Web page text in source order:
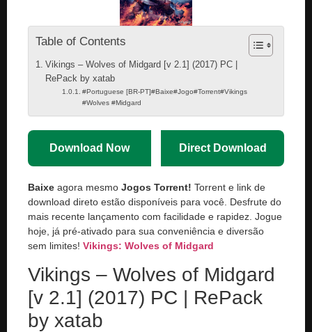
Table of Contents
Vikings – Wolves of Midgard [v 2.1] (2017) PC |
RePack by xatab
#Portuguese [BR-PT]#Baixe#Jogo#Torrent#Vikings
#Wolves #Midgard
Download Now Direct Download
Baixe agora mesmo Jogos Torrent! Torrent e link de
download direto estão disponíveis para você. Desfrute do
mais recente lançamento com facilidade e rapidez. Jogue
hoje, já pré-ativado para sua conveniência e diversão
sem limites! Vikings: Wolves of Midgard
Vikings – Wolves of Midgard
[v 2.1] (2017) PC | RePack
by xatab